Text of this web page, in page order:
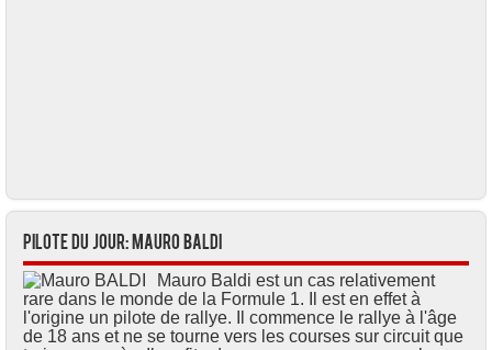
Pilote du jour: Mauro BALDI
Mauro Baldi est un cas relativement
rare dans le monde de la Formule 1. Il est en effet à
l'origine un pilote de rallye. Il commence le rallye à l'âge
de 18 ans et ne se tourne vers les courses sur circuit que